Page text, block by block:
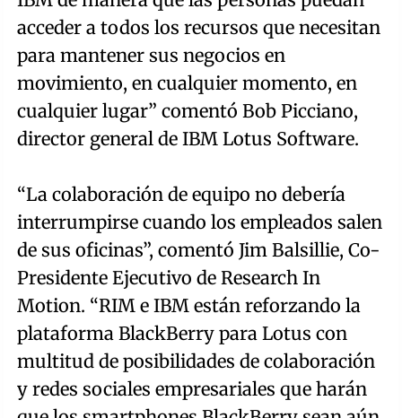
acceder a todos los recursos que necesitan
para mantener sus negocios en
movimiento, en cualquier momento, en
cualquier lugar” comentó Bob Picciano,
director general de IBM Lotus Software.
“La colaboración de equipo no debería
interrumpirse cuando los empleados salen
de sus oficinas”, comentó Jim Balsillie, Co-
Presidente Ejecutivo de Research In
Motion. “RIM e IBM están reforzando la
plataforma BlackBerry para Lotus con
multitud de posibilidades de colaboración
y redes sociales empresariales que harán